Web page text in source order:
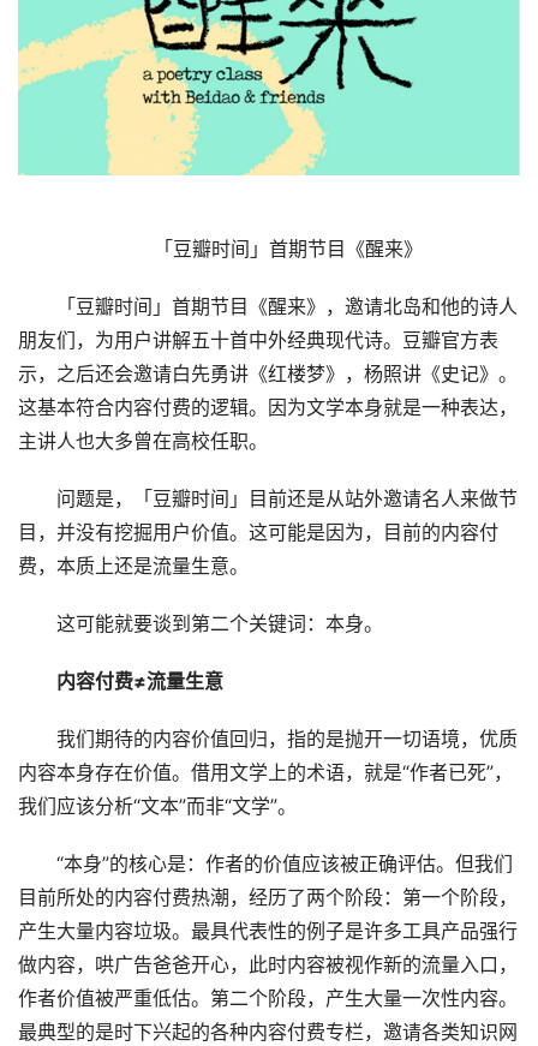
「豆瓣时间」首期节目《醒来》
「豆瓣时间」首期节目《醒来》，邀请北岛和他的诗人
朋友们，为用户讲解五十首中外经典现代诗。豆瓣官方表
示，之后还会邀请白先勇讲《红楼梦》，杨照讲《史记》。
这基本符合内容付费的逻辑。因为文学本身就是一种表达，
主讲人也大多曾在高校任职。
问题是，「豆瓣时间」目前还是从站外邀请名人来做节
目，并没有挖掘用户价值。这可能是因为，目前的内容付
费，本质上还是流量生意。
这可能就要谈到第二个关键词：本身。
内容付费≠流量生意
我们期待的内容价值回归，指的是抛开一切语境，优质
内容本身存在价值。借用文学上的术语，就是“作者已死”，
我们应该分析“文本”而非“文学”。
“本身”的核心是：作者的价值应该被正确评估。但我们
目前所处的内容付费热潮，经历了两个阶段：第一个阶段，
产生大量内容垃圾。最具代表性的例子是许多工具产品强行
做内容，哄广告爸爸开心，此时内容被视作新的流量入口，
作者价值被严重低估。第二个阶段，产生大量一次性内容。
最典型的是时下兴起的各种内容付费专栏，邀请各类知识网